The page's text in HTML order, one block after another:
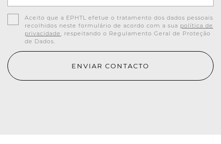
Aceito que a EPHTL efetue o tratamento dos dados pessoais
recolhidos neste formulário de acordo com a sua política de
privacidade , respeitando o Regulamento Geral de Proteção
de Dados.
ENVIAR CONTACTO